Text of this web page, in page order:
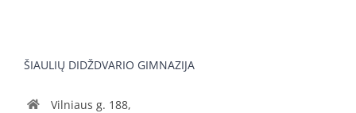
ŠIAULIŲ DIDŽDVARIO GIMNAZIJA
Vilniaus g. 188,